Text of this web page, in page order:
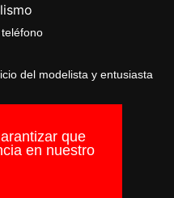
que
en nuestro
del modelista y entusiasta